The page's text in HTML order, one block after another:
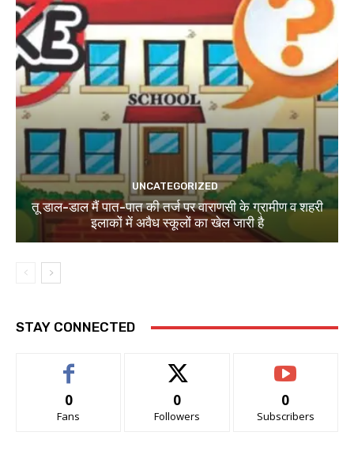
UNCATEGORIZED
तू डाल-डाल मैं पात-पात की तर्ज पर वाराणसी के ग्रामीण व शहरी
इलाकों में अवैध स्कूलों का खेल जारी है
STAY CONNECTED
0
Fans
0
Followers
0
Subscribers